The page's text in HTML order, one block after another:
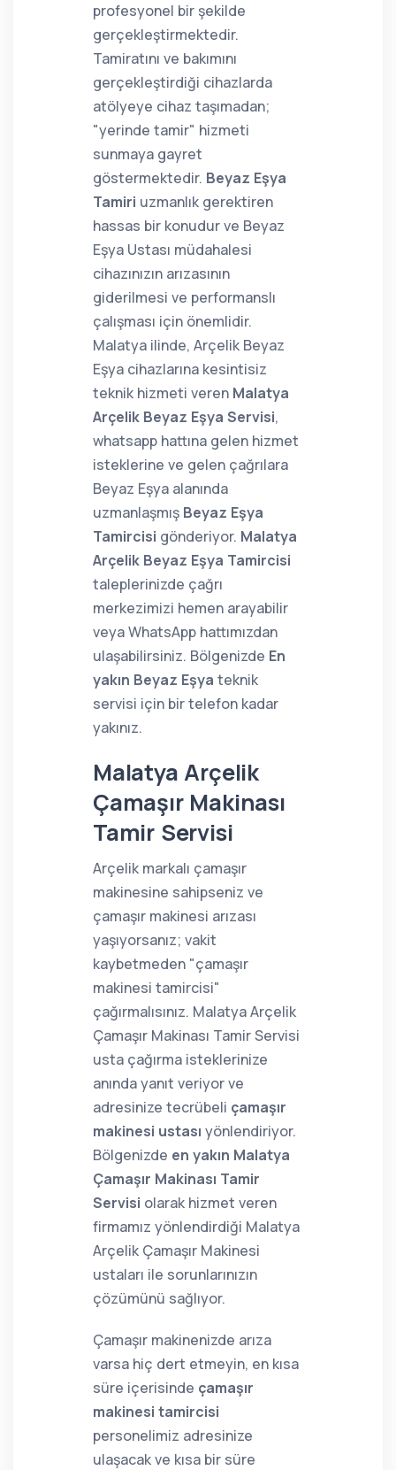
profesyonel bir şekilde
gerçekleştirmektedir.
Tamiratını ve bakımını
gerçekleştirdiği cihazlarda
atölyeye cihaz taşımadan;
"yerinde tamir" hizmeti
sunmaya gayret
göstermektedir. Beyaz Eşya
Tamiri uzmanlık gerektiren
hassas bir konudur ve Beyaz
Eşya Ustası müdahalesi
cihazınızın arızasının
giderilmesi ve performanslı
çalışması için önemlidir.
Malatya ilinde, Arçelik Beyaz
Eşya cihazlarına kesintisiz
teknik hizmeti veren Malatya
Arçelik Beyaz Eşya Servisi,
whatsapp hattına gelen hizmet
isteklerine ve gelen çağrılara
Beyaz Eşya alanında
uzmanlaşmış Beyaz Eşya
Tamircisi gönderiyor. Malatya
Arçelik Beyaz Eşya Tamircisi
taleplerinizde çağrı
merkezimizi hemen arayabilir
veya WhatsApp hattımızdan
ulaşabilirsiniz. Bölgenizde En
yakın Beyaz Eşya teknik
servisi için bir telefon kadar
yakınız.
Malatya Arçelik
Çamaşır Makinası
Tamir Servisi
Arçelik markalı çamaşır
makinesine sahipseniz ve
çamaşır makinesi arızası
yaşıyorsanız; vakit
kaybetmeden "çamaşır
makinesi tamircisi"
çağırmalısınız. Malatya Arçelik
Çamaşır Makinası Tamir Servisi
usta çağırma isteklerinize
anında yanıt veriyor ve
adresinize tecrübeli çamaşır
makinesi ustası yönlendiriyor.
Bölgenizde en yakın Malatya
Çamaşır Makinası Tamir
Servisi olarak hizmet veren
firmamız yönlendirdiği Malatya
Arçelik Çamaşır Makinesi
ustaları ile sorunlarınızın
çözümünü sağlıyor.
Çamaşır makinenizde arıza
varsa hiç dert etmeyin, en kısa
süre içerisinde çamaşır
makinesi tamircisi
personelimiz adresinize
ulaşacak ve kısa bir süre